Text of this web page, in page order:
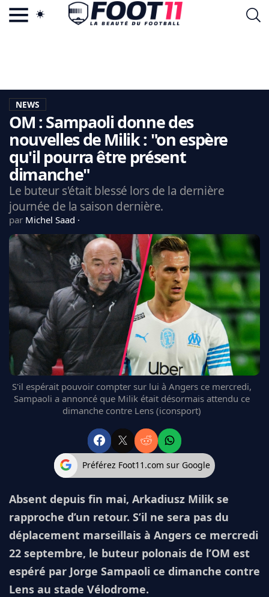
LA CHARTE
VIE PRIVÉE
CGU
CONTACTEZ-NOUS
MERCATO
CDM 2026
EDF
PSG
LIGUE 1
REAL MADRID
FC BARCELONE
MANCHESTER UNITED
CHELSEA
ARSENAL
BAYERN
L'AVIS DE LA RÉDAC'
NEWS
OM : Sampaoli donne des
nouvelles de Milik : "on espère
qu'il pourra être présent
dimanche"
Le buteur s'était blessé lors de la dernière
journée de la saison dernière.
par Michel Saad
S'il espérait pouvoir compter sur lui à Angers ce mercredi,
Sampaoli a annoncé que Milik était désormais attendu ce
dimanche contre Lens (iconsport)
Préférez Foot11.com sur Google
Absent depuis fin mai, Arkadiusz Milik se
rapproche d’un retour. S’il ne sera pas du
déplacement marseillais à Angers ce mercredi
22 septembre, le buteur polonais de l’OM est
espéré par Jorge Sampaoli ce dimanche contre
Lens au stade Vélodrome.